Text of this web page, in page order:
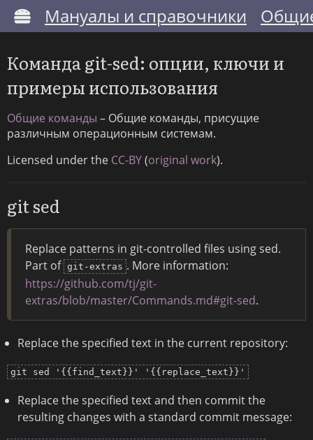
Мануалы и справочники
Команда git-sed: опции, ключи и
примеры использования
Общие команды – Общие команды, присущие
различным операционным системам.
Licensed under the CC-BY(original work).
git sed
Replace patterns in git-controlled files using sed.
Part of git-extras . More information:
https://github.com/tj/git-
extras/blob/master/Commands.md#git-sed.
Replace the specified text in the current repository:
git sed '{{find_text}}' '{{replace_text}}'
Replace the specified text and then commit the
resulting changes with a standard commit message: